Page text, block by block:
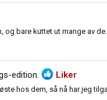
og bare kuttet ut mange av
edition. Liker
hos dem, så nå har jeg